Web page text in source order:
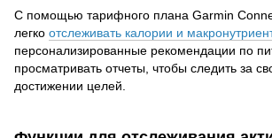
С помощью тарифного плана Garmin
легко отслеживать калории и
персонализированные рекомендации по
просматривать отчеты, чтобы следить за
достижении целей.